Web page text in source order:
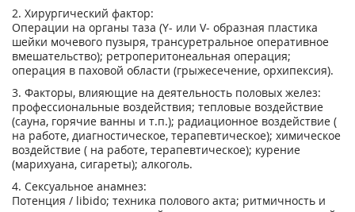
2. Хирургический фактор:
Операции на органы таза (Y- или V- образная пластика
шейки мочевого пузыря, трансуретральное оперативное
вмешательство); ретроперитонеальная операция;
операция в паховой области (грыжесечение, орхипексия).
3. Факторы, влияющие на деятельность половых желез:
профессиональные воздействия; тепловые воздействие
(сауна, горячие ванны и т.п.); радиационное воздействие (
на работе, диагностическое, терапевтическое); химическое
воздействие ( на работе, терапевтическое); курение
(марихуана, сигареты); алкоголь.
4. Сексуальное анамнез:
Потенция / libido; техника полового акта; ритмичность и